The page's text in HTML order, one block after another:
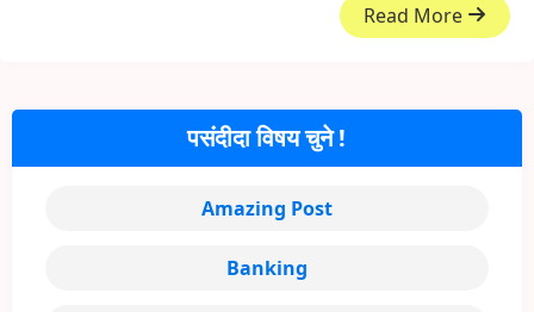
Read More
पसंदीदा विषय चुने !
Amazing Post
Banking